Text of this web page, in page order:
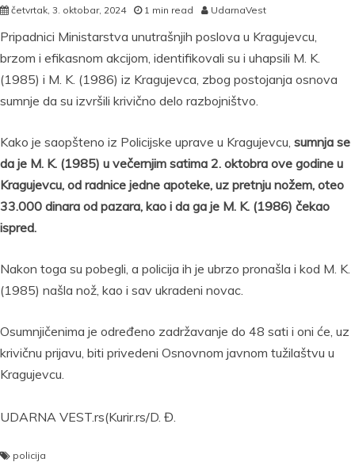
četvrtak, 3. oktobar, 2024 1 min read UdarnaVest
Pripadnici Ministarstva unutrašnjih poslova u Kragujevcu,
brzom i efikasnom akcijom, identifikovali su i uhapsili M. K.
(1985) i M. K. (1986) iz Kragujevca, zbog postojanja osnova
sumnje da su izvršili krivično delo razbojništvo.
Kako je saopšteno iz Policijske uprave u Kragujevcu, sumnja se
da je M. K. (1985) u večernjim satima 2. oktobra ove godine u
Kragujevcu, od radnice jedne apoteke, uz pretnju nožem, oteo
33.000 dinara od pazara, kao i da ga je M. K. (1986) čekao
ispred.
Nakon toga su pobegli, a policija ih je ubrzo pronašla i kod M. K.
(1985) našla nož, kao i sav ukradeni novac.
Osumnjičenima je određeno zadržavanje do 48 sati i oni će, uz
krivičnu prijavu, biti privedeni Osnovnom javnom tužilaštvu u
Kragujevcu.
UDARNA VEST.rs(Kurir.rs/D. Đ.
policija